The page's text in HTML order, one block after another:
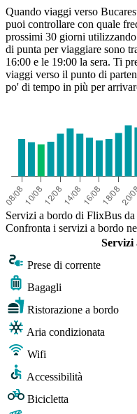
Quando viaggi verso
puoi controllare con quale
prossimi 30 giorni
di punta per viaggiare sono
16:00 e le 19:00 la sera. Ti
viaggi verso il punto di
po' di tempo in più per
Servizi a bordo di FlixBus da
Confronta i servizi a bordo
Servizi
Prese di corrente
Bagagli
Ristorazione a bordo
Aria condizionata
Wifi
Accessibilità
Bicicletta